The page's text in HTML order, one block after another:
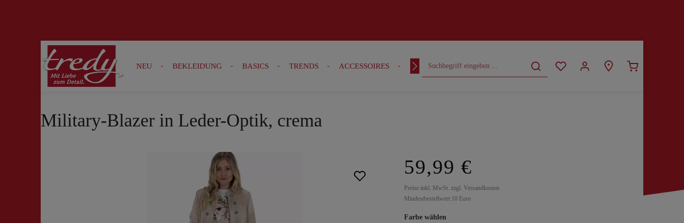
Zur Suche springen Zur Hauptnavigation springen
NEU BEKLEIDUNG BASICS TRENDS ACCESSOIRES OUTFITS CURVY
Military-Blazer in Leder-Optik, crema
59,99 €
Preise inkl. MwSt. zzgl. Versandkosten
Mindestbestellwert 10 Euro
Farbe wählen